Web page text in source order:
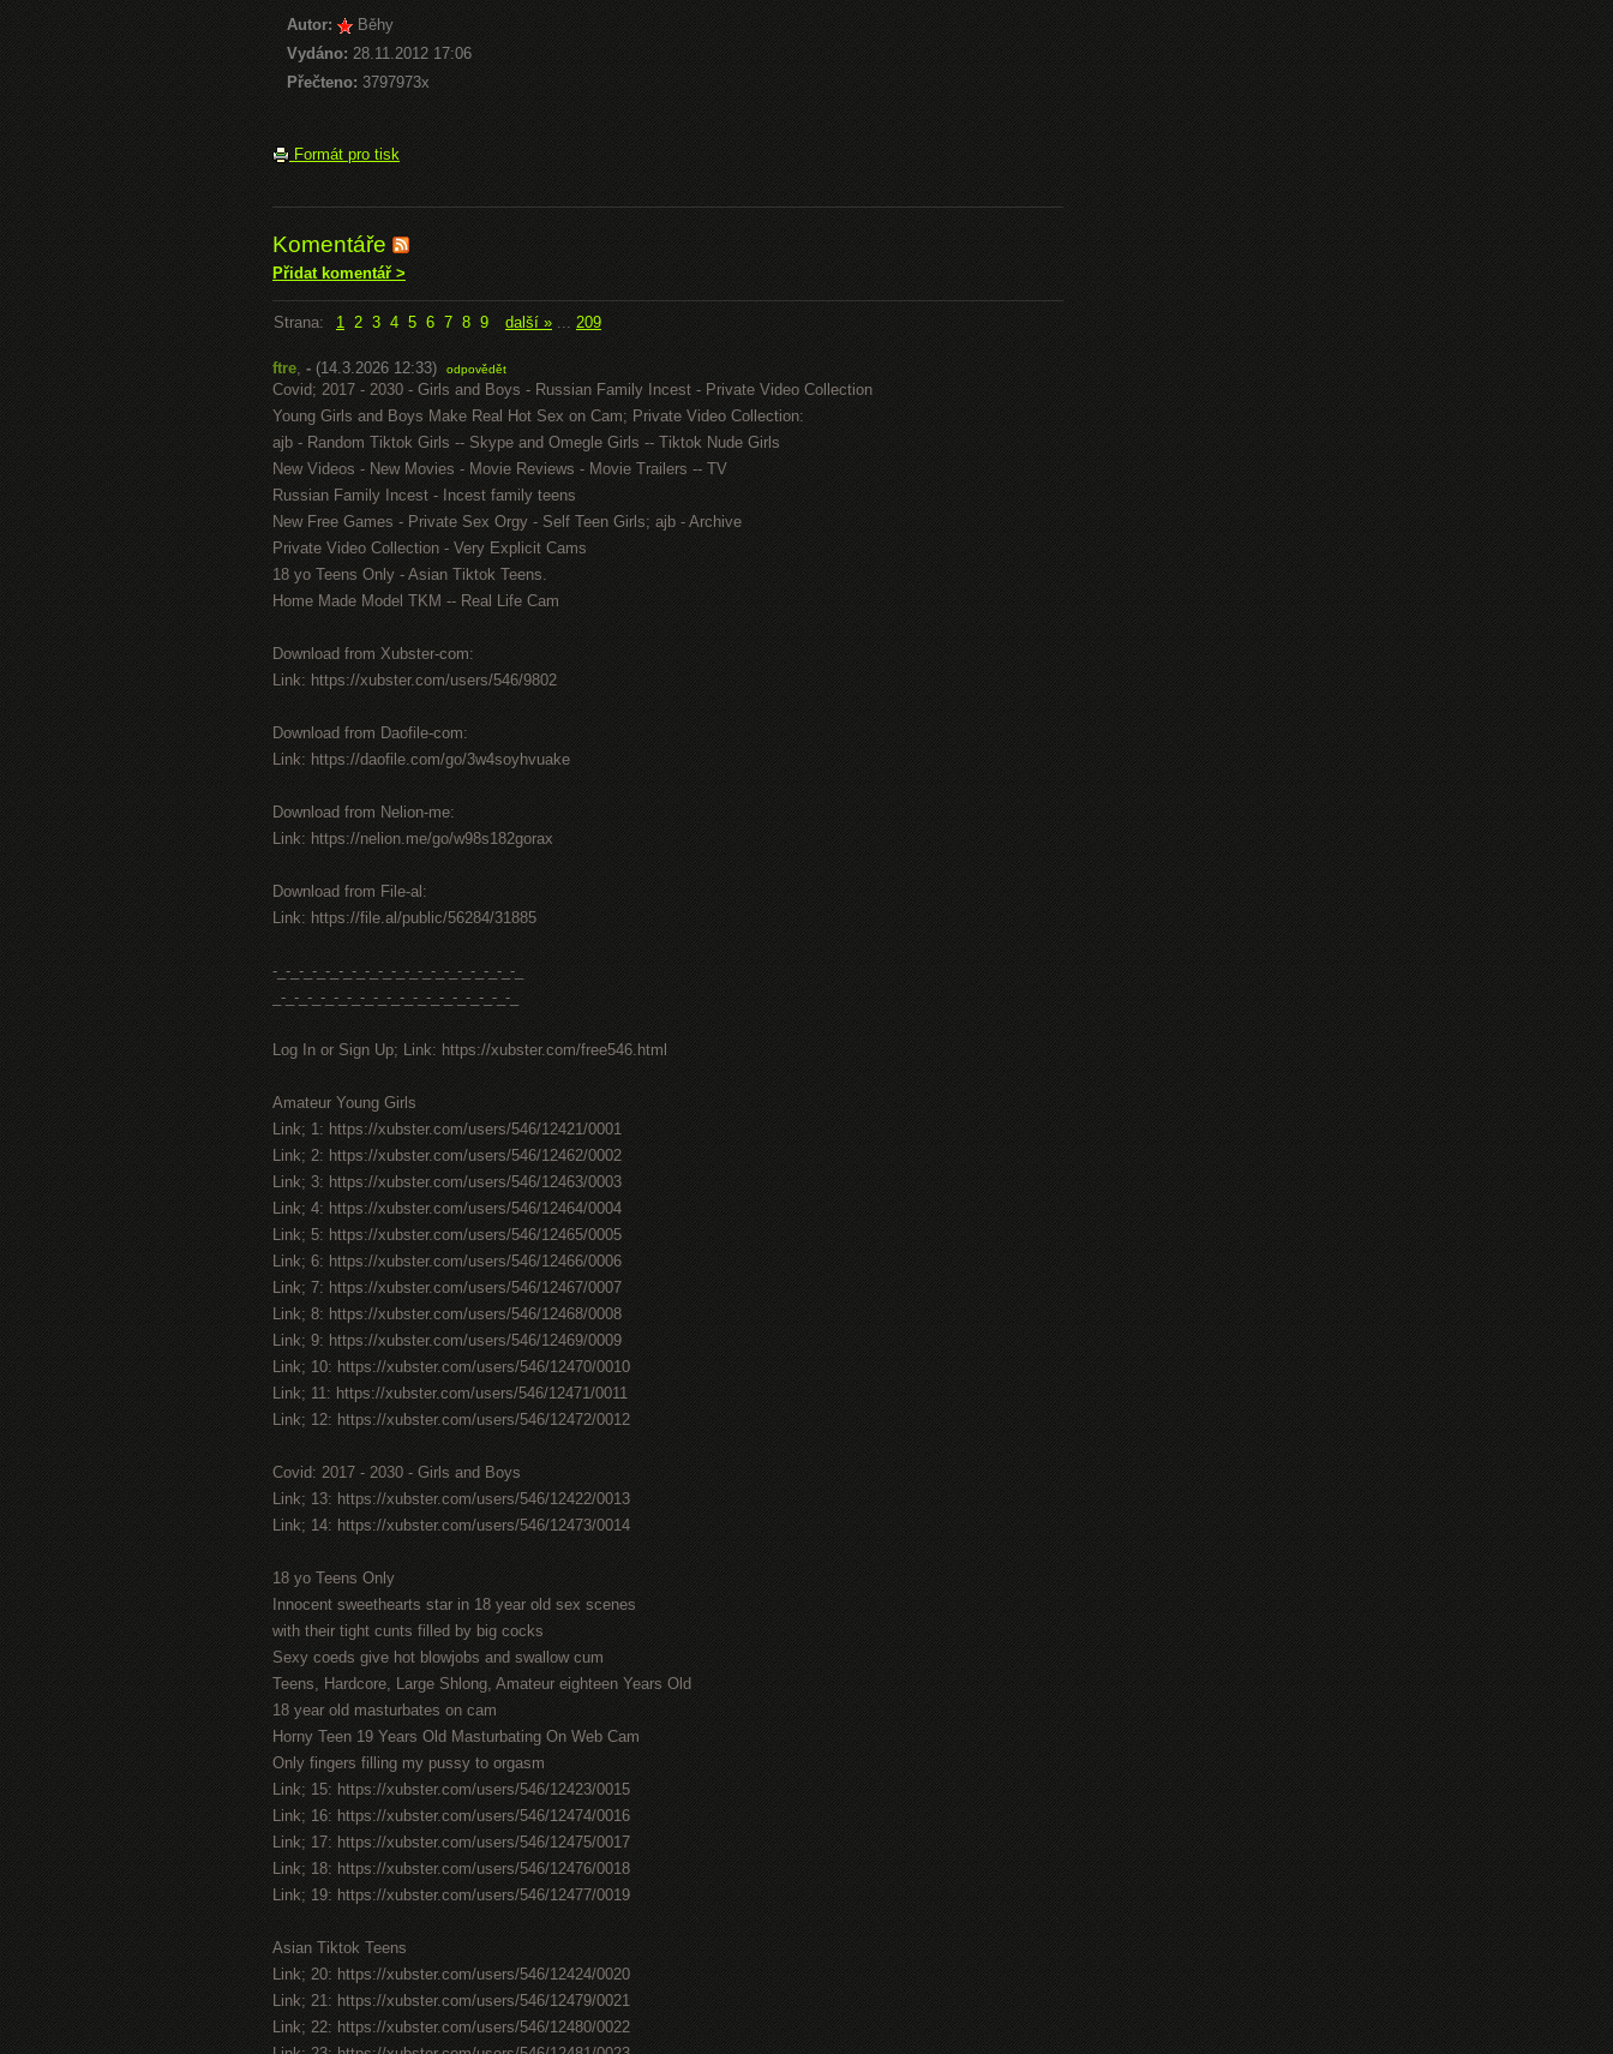
Autor:
Běhy
Vydáno: 28.11.2012 17:06
Přečteno: 3797973x
Formát pro tisk
Komentáře
Přidat komentář >
Strana: 1 2 3 4 5 6 7 8 9 další » ... 209
ftre, - (14.3.2026 12:33) odpovědět
Covid; 2017 - 2030 - Girls and Boys - Russian Family Incest - Private Video Collection
Young Girls and Boys Make Real Hot Sex on Cam; Private Video Collection:
ajb - Random Tiktok Girls -- Skype and Omegle Girls -- Tiktok Nude Girls
New Videos - New Movies - Movie Reviews - Movie Trailers -- TV
Russian Family Incest - Incest family teens
New Free Games - Private Sex Orgy - Self Teen Girls; ajb - Archive
Private Video Collection - Very Explicit Cams
18 yo Teens Only - Asian Tiktok Teens.
Home Made Model TKM -- Real Life Cam
Download from Xubster-com:
Link: https://xubster.com/users/546/9802
Download from Daofile-com:
Link: https://daofile.com/go/3w4soyhvuake
Download from Nelion-me:
Link: https://nelion.me/go/w98s182gorax
Download from File-al:
Link: https://file.al/public/56284/31885
-_-_-_-_-_-_-_-_-_-_-_-_-_-_-_-_-_-_-_
_-_-_-_-_-_-_-_-_-_-_-_-_-_-_-_-_-_-_
Log In or Sign Up; Link: https://xubster.com/free546.html
Amateur Young Girls
Link; 1: https://xubster.com/users/546/12421/0001
Link; 2: https://xubster.com/users/546/12462/0002
Link; 3: https://xubster.com/users/546/12463/0003
Link; 4: https://xubster.com/users/546/12464/0004
Link; 5: https://xubster.com/users/546/12465/0005
Link; 6: https://xubster.com/users/546/12466/0006
Link; 7: https://xubster.com/users/546/12467/0007
Link; 8: https://xubster.com/users/546/12468/0008
Link; 9: https://xubster.com/users/546/12469/0009
Link; 10: https://xubster.com/users/546/12470/0010
Link; 11: https://xubster.com/users/546/12471/0011
Link; 12: https://xubster.com/users/546/12472/0012
Covid: 2017 - 2030 - Girls and Boys
Link; 13: https://xubster.com/users/546/12422/0013
Link; 14: https://xubster.com/users/546/12473/0014
18 yo Teens Only
Innocent sweethearts star in 18 year old sex scenes
with their tight cunts filled by big cocks
Sexy coeds give hot blowjobs and swallow cum
Teens, Hardcore, Large Shlong, Amateur eighteen Years Old
18 year old masturbates on cam
Horny Teen 19 Years Old Masturbating On Web Cam
Only fingers filling my pussy to orgasm
Link; 15: https://xubster.com/users/546/12423/0015
Link; 16: https://xubster.com/users/546/12474/0016
Link; 17: https://xubster.com/users/546/12475/0017
Link; 18: https://xubster.com/users/546/12476/0018
Link; 19: https://xubster.com/users/546/12477/0019
Asian Tiktok Teens
Link; 20: https://xubster.com/users/546/12424/0020
Link; 21: https://xubster.com/users/546/12479/0021
Link; 22: https://xubster.com/users/546/12480/0022